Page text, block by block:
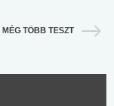
MÉG TÖBB TESZT